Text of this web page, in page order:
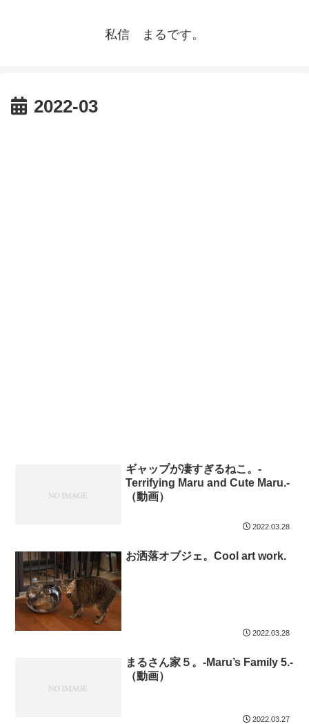
私信 まるです。
2022-03
ギャップが凄すぎるねこ。-
Terrifying Maru and Cute Maru.-
（動画）
2022.03.28
お洒落オブジェ。Cool art work.
2022.03.28
まるさん家５。-Maru’s Family 5.-
（動画）
2022.03.27